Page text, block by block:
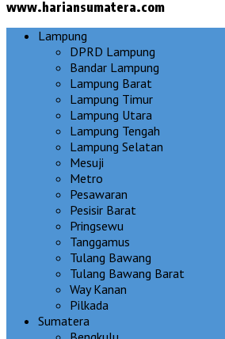
www.hariansumatera.com
Lampung
DPRD Lampung
Bandar Lampung
Lampung Barat
Lampung Timur
Lampung Utara
Lampung Tengah
Lampung Selatan
Mesuji
Metro
Pesawaran
Pesisir Barat
Pringsewu
Tanggamus
Tulang Bawang
Tulang Bawang Barat
Way Kanan
Pilkada
Sumatera